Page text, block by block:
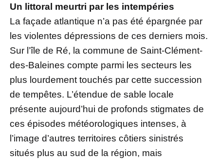
Un littoral meurtri par les intempéries
La façade atlantique n’a pas été épargnée par
les violentes dépressions de ces derniers mois.
Sur l’île de Ré, la commune de Saint-Clément-
des-Baleines compte parmi les secteurs les
plus lourdement touchés par cette succession
de tempêtes. L’étendue de sable locale
présente aujourd’hui de profonds stigmates de
ces épisodes météorologiques intenses, à
l’image d’autres territoires côtiers sinistrés
situés plus au sud de la région, mais